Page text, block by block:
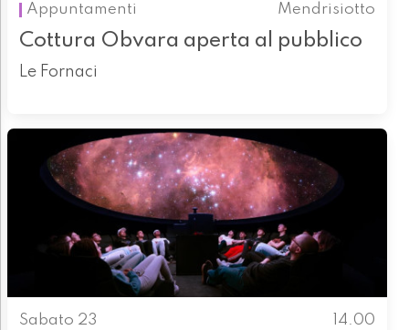
Appuntamenti
Mendrisiotto
Cottura Obvara aperta al pubblico
Le Fornaci
Sabato 23
14.00